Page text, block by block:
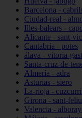
Barcelona -
Ciudad-real -
Illes-balears -
Alicante - sant-
Cantabria - potes
álava - vitoria-
Santa-cruz-de-
Almería - adra
Asturias - siero
La-rioja -
Girona - sant-
Valencia -